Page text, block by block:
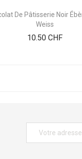
De Pâtisserie Noir
Weiss
10.50 CHFPrix